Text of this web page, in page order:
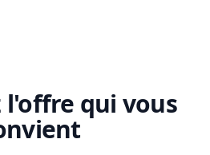
l'offre qui vous